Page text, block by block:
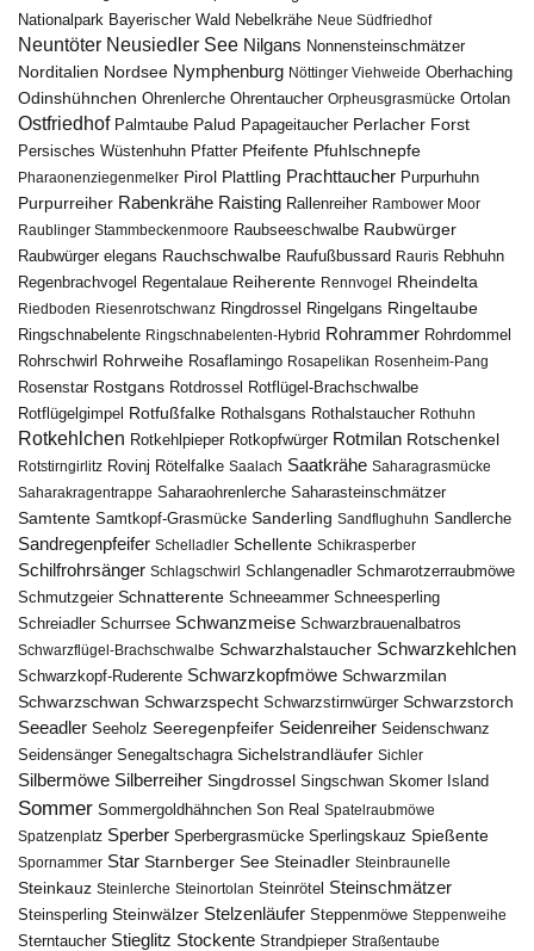
Nationalpark Bayerischer Wald Nebelkrähe Neue Südfriedhof
Neuntöter Neusiedler See Nilgans Nonnensteinschmätzer
Norditalien Nordsee Nymphenburg Nöttinger Viehweide Oberhaching
Odinshühnchen Ohrenlerche Ohrentaucher Orpheusgrasmücke Ortolan
Ostfriedhof Palmtaube Palud Papageitaucher Perlacher Forst
Persisches Wüstenhuhn Pfatter Pfeifente Pfuhlschnepfe
Pharaonenziegenmelker Pirol Plattling Prachttaucher Purpurhuhn
Purpurreiher Rabenkrähe Raisting Rallenreiher Rambower Moor
Raublinger Stammbeckenmoore Raubseeschwalbe Raubwürger
Raubwürger elegans Rauchschwalbe Raufußbussard Rauris Rebhuhn
Regenbrachvogel Regentalaue Reiherente Rennvogel Rheindelta
Riedboden Riesenrotschwanz Ringdrossel Ringelgans Ringeltaube
Ringschnabelente Ringschnabelenten-Hybrid Rohrammer Rohrdommel
Rohrschwirl Rohrweihe Rosaflamingo Rosapelikan Rosenheim-Pang
Rosenstar Rostgans Rotdrossel
Rotflügel-Brachschwalbe
Rotflügelgimpel Rotfußfalke Rothalsgans Rothalstaucher Rothuhn
Rotkehlchen Rotkehlpieper Rotkopfwürger Rotmilan Rotschenkel
Rotstirngirlitz Rovinj Rötelfalke Saalach Saatkrähe Saharagrasmücke
Saharakragentrappe Saharaohrenlerche Saharasteinschmätzer
Samtente Samtkopf-Grasmücke Sanderling Sandflughuhn Sandlerche
Sandregenpfeifer Schelladler Schellente Schikrasperber
Schilfrohrsänger Schlagschwirl Schlangenadler Schmarotzerraubmöwe
Schmutzgeier Schnatterente Schneeammer Schneesperling
Schreiadler Schurrsee Schwanzmeise Schwarzbrauenalbatros
Schwarzflügel-Brachschwalbe Schwarzhalstaucher Schwarzkehlchen
Schwarzkopf-Ruderente Schwarzkopfmöwe Schwarzmilan
Schwarzschwan Schwarzspecht Schwarzstirnwürger Schwarzstorch
Seeadler Seeholz Seeregenpfeifer Seidenreiher Seidenschwanz
Seidensänger Senegaltschagra Sichelstrandläufer Sichler
Silbermöwe Silberreiher Singdrossel Singschwan Skomer Island
Sommer Sommergoldhähnchen Son Real Spatelraubmöwe
Spatzenplatz Sperber Sperbergrasmücke Sperlingskauz Spießente
Spornammer Star Starnberger See Steinadler Steinbraunelle
Steinkauz Steinlerche Steinortolan Steinrötel Steinschmätzer
Steinsperling Steinwälzer Stelzenläufer Steppenmöwe Steppenweihe
Sterntaucher Stieglitz Stockente Strandpieper Straßentaube